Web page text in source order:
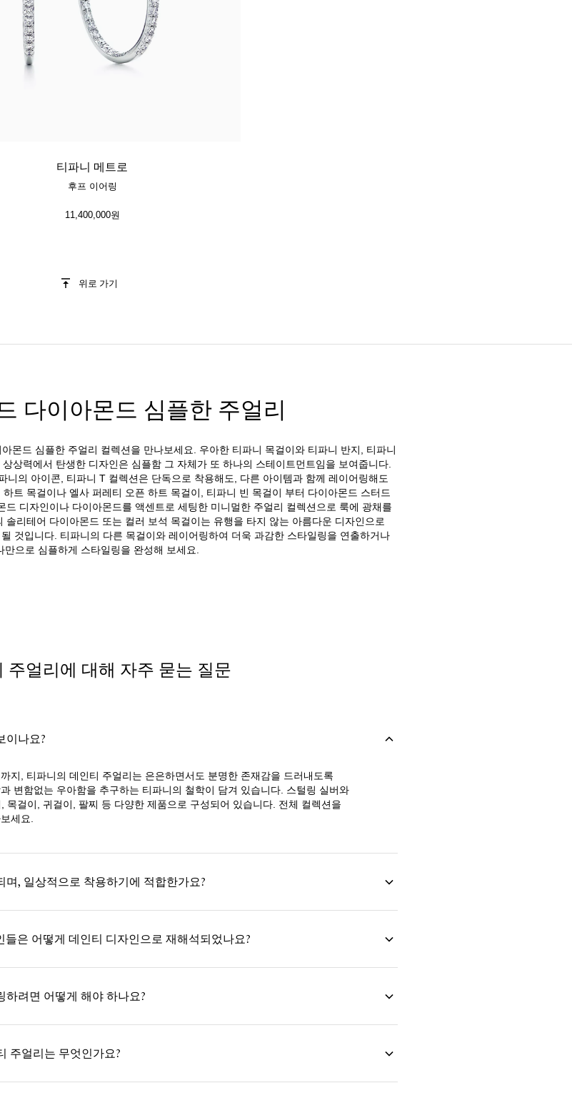
티파니 메트로
후프 이어링
11,400,000원
위로 가기
다이아몬드 심플한 주얼리
몬드 심플한 주얼리 컬렉션을 만나보세요. 우아한 티파니 목걸이와 티파니 반지, 티파니
상력에서 탄생한 디자인은 심플함 그 자체가 또 하나의 스테이트먼트임을 보여줍니다.
니의 아이콘, 티파니 T 컬렉션은 단독으로 착용해도, 다른 아이템과 함께 레이어링해도
트 목걸이나 엘사 퍼레티 오픈 하트 목걸이, 티파니 빈 목걸이 부터 다이아몬드 스터드
디자인이나 다이아몬드를 액센트로 세팅한 미니멀한 주얼리 컬렉션으로 룩에 광채를
리테어 다이아몬드 또는 컬러 보석 목걸이는 유행을 타지 않는 아름다운 디자인으로
것입니다. 티파니의 다른 목걸이와 레이어링하여 더욱 과감한 스타일링을 연출하거나
만으로 심플하게 스타일링을 완성해 보세요.
주얼리에 대해 자주 묻는 질문
이나요?
지, 티파니의 데인티 주얼리는 은은하면서도 분명한 존재감을 드러내도록
변함없는 우아함을 추구하는 티파니의 철학이 담겨 있습니다. 스털링 실버와
걸이, 귀걸이, 팔찌 등 다양한 제품으로 구성되어 있습니다. 전체 컬렉션을
세요.
, 일상적으로 착용하기에 적합한가요?
은 어떻게 데인티 디자인으로 재해석되었나요?
려면 어떻게 해야 하나요?
주얼리는 무엇인가요?